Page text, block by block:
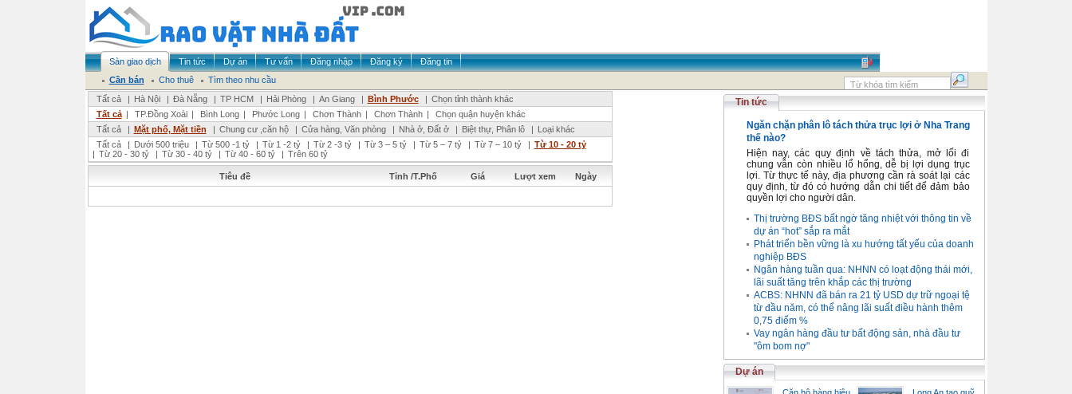
Sàn giao dịch Tin tức Dự án Tư vấn Đăng nhập Đăng ký
Đăng tin
Cần bán
Cho thuê
Tìm theo nhu cầu
Tất cả
| Hà Nội | Đà Nẵng | TP HCM | Hải Phòng | An Giang | Bình Phước | Chọn tỉnh thành khác
Tất cả | TP.Đồng Xoài | Bình Long | Phước Long | Chơn Thành | Chơn Thành |
Chọn quận huyện khác
Tất cả
| Mặt phố, Mặt tiền | Chung cư ,căn hộ | Cửa hàng, Văn phòng | Nhà ở, Đất ở | Biệt thự, Phân lô | Loại khác
Tất cả
| Dưới 500 triệu | Từ 500 -1 tỷ | Từ 1 -2 tỷ | Từ 2 -3 tỷ | Từ 3 – 5 tỷ | Từ 5 – 7 tỷ | Từ 7 – 10 tỷ | Từ 10 - 20 tỷ
| Từ 20 - 30 tỷ | Từ 30 - 40 tỷ | Từ 40 - 60 tỷ | Trên 60 tỷ
Tiêu đề Tỉnh /T.Phố Giá Lượt xem Ngày
Tin tức
Ngăn chặn phân lô tách thửa trục lợi ở Nha Trang
thế nào?
Hiện nay, các quy định về tách thửa, mở lối đi
chung vẫn còn nhiều lổ hổng, dễ bị lợi dụng trục
lợi. Từ thực tế này, địa phương cần rà soát lại các
quy định, từ đó có hướng dẫn chi tiết để đảm bảo
quyền lợi cho người dân.
Thị trường BĐS bất ngờ tăng nhiệt với thông tin về
dự án “hot” sắp ra mắt
Phát triển bền vững là xu hướng tất yếu của doanh
nghiệp BĐS
Ngân hàng tuần qua: NHNN có loạt động thái mới,
lãi suất tăng trên khắp các thị trường
ACBS: NHNN đã bán ra 21 tỷ USD dự trữ ngoại tệ
từ đầu năm, có thể nâng lãi suất điều hành thêm
0,75 điểm %
Vay ngân hàng đầu tư bất động sản, nhà đầu tư
"ôm bom nợ"
Dự án